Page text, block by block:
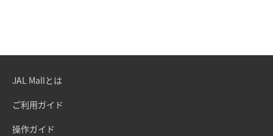
JAL Mallとは
ご利用ガイド
操作ガイド